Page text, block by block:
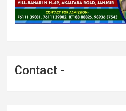
Contact -